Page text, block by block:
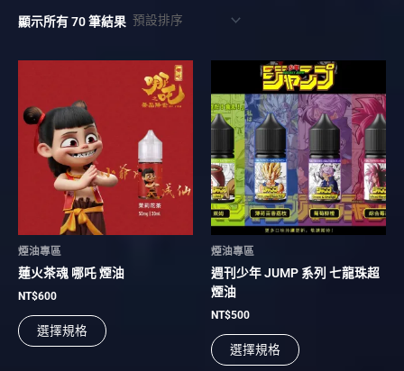
顯示所有 70 筆結果
煙油專區
蓮火茶魂 哪吒 煙油
NT$600
選擇規格
款
在
品
選
煙油專區
週刊少年 JUMP 系列 七龍珠超
煙油
NT$500
選擇規格
此
產
品
有
多
種
款
式。
可
在
品
擇